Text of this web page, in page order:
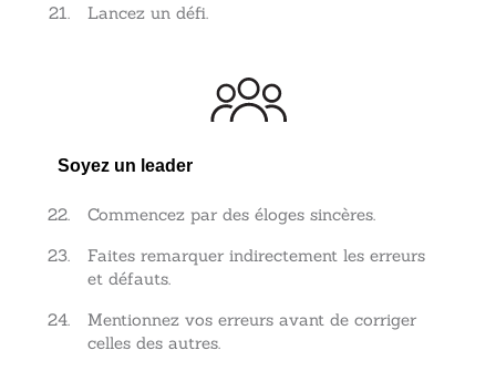
Lancez un défi.
Soyez un leader
Commencez par des éloges sincères.
Faites remarquer indirectement les erreurs
et défauts.
Mentionnez vos erreurs avant de corriger
celles des autres.